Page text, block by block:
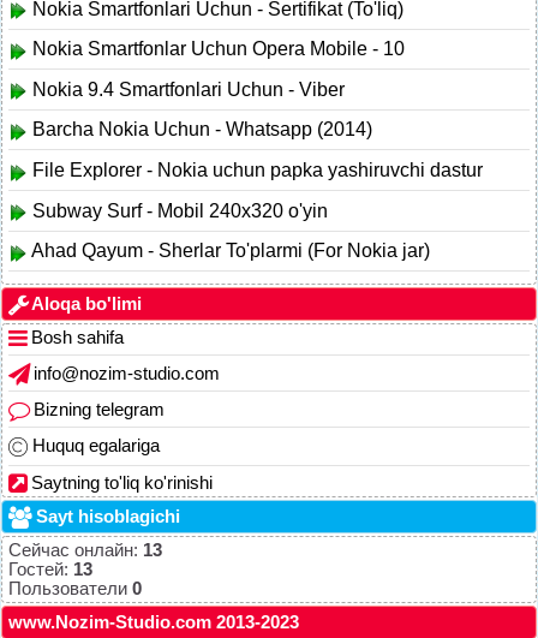
Nokia Smartfonlari Uchun - Sertifikat (To'liq)
Nokia Smartfonlar Uchun Opera Mobile - 10
Nokia 9.4 Smartfonlari Uchun - Viber
Barcha Nokia Uchun - Whatsapp (2014)
File Explorer - Nokia uchun papka yashiruvchi dastur
Subway Surf - Mobil 240x320 o'yin
Ahad Qayum - Sherlar To'plarmi (For Nokia jar)
Aloqa bo'limi
Bosh sahifa
info@nozim-studio.com
Bizning telegram
Huquq egalariga
Saytning to'liq ko'rinishi
Sayt hisoblagichi
Сейчас онлайн: 13
Гостей: 13
Пользователи 0
www.Nozim-Studio.com 2013-2023